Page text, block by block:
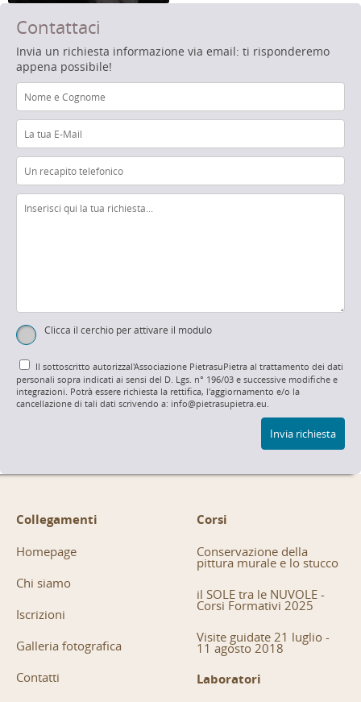
Contattaci
Invia un richiesta informazione via email: ti risponderemo
appena possibile!
Clicca il cerchio per attivare il modulo
Il sottoscritto autorizzal'Associazione PietrasuPietra al trattamento dei dati
personali sopra indicati ai sensi del D. Lgs. n° 196/03 e successive modifiche e
integrazioni. Potrà essere richiesta la rettifica, l'aggiornamento e/o la
cancellazione di tali dati scrivendo a: info@pietrasupietra.eu.
Invia richiesta
Collegamenti
Homepage
Chi siamo
Iscrizioni
Galleria fotografica
Contatti
Corsi
Conservazione della
pittura murale e lo stucco
il SOLE tra le NUVOLE -
Corsi Formativi 2025
Visite guidate 21 luglio -
11 agosto 2018
Laboratori